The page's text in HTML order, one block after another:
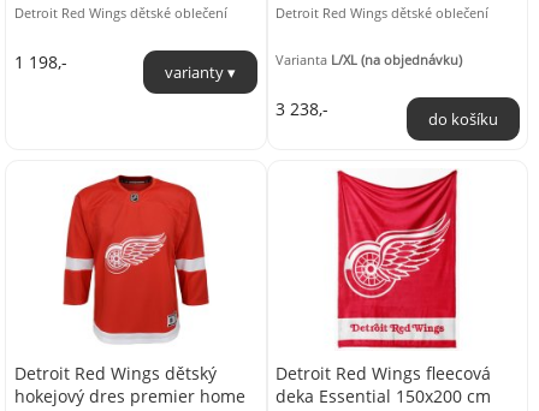
Detroit Red Wings dětské oblečení
1 198,-
Detroit Red Wings dětské oblečení
Varianta L/XL (na objednávku)
3 238,-
Detroit Red Wings dětský
hokejový dres premier home
Detroit Red Wings fleecová
deka Essential 150x200 cm